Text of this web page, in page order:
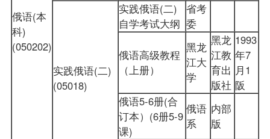
俄语(本
科)
(050202)
实践俄语(二)
(05018)
实践俄语(二)
自学考试大纲
省考
委
俄语高级教程
（上册）
黑龙
江大
学
黑龙
江教
育出
版社
1993
年7
月1
阪
俄语5-6册(合
订本）(6册5-9
课)
俄语
系
内部
版